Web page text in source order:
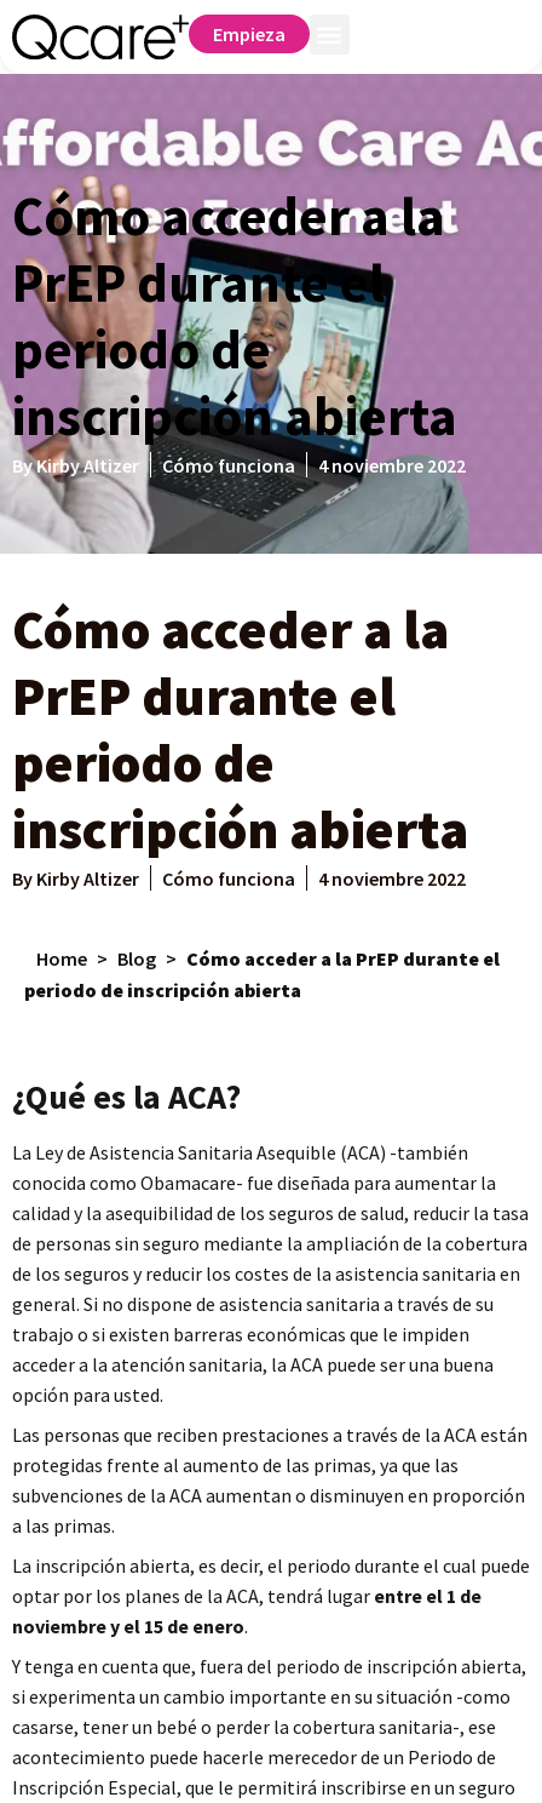
Empieza
Cómo acceder a la
PrEP durante el
periodo de
inscripción abierta
ByKirby Altizer Cómo funciona 4 noviembre 2022
Cómo acceder a la
PrEP durante el
periodo de
inscripción abierta
By Kirby Altizer Cómo funciona 4 noviembre 2022
Home > Blog > Cómo acceder a la PrEP durante el
periodo de inscripción abierta
¿Qué es la ACA?
La Ley de Asistencia Sanitaria Asequible (ACA) -también
conocida como Obamacare- fue diseñada para aumentar la
calidad y la asequibilidad de los seguros de salud, reducir la tasa
de personas sin seguro mediante la ampliación de la cobertura
de los seguros y reducir los costes de la asistencia sanitaria en
general. Si no dispone de asistencia sanitaria a través de su
trabajo o si existen barreras económicas que le impiden
acceder a la atención sanitaria, la ACA puede ser una buena
opción para usted.
Las personas que reciben prestaciones a través de la ACA están
protegidas frente al aumento de las primas, ya que las
subvenciones de la ACA aumentan o disminuyen en proporción
a las primas.
La inscripción abierta, es decir, el periodo durante el cual puede
optar por los planes de la ACA, tendrá lugar entre el 1 de
noviembre y el 15 de enero.
Y tenga en cuenta que, fuera del periodo de inscripción abierta,
si experimenta un cambio importante en su situación -como
casarse, tener un bebé o perder la cobertura sanitaria-, ese
acontecimiento puede hacerle merecedor de un Periodo de
Inscripción Especial, que le permitirá inscribirse en un seguro